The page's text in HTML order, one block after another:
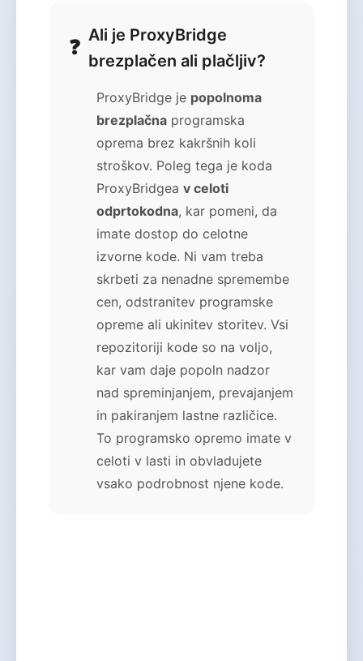
Ali je ProxyBridge
brezplačen ali plačljiv?
ProxyBridge je popolnoma
brezplačna programska
oprema brez kakršnih koli
stroškov. Poleg tega je koda
ProxyBridgea v celoti
odprtokodna, kar pomeni, da
imate dostop do celotne
izvorne kode. Ni vam treba
skrbeti za nenadne spremembe
cen, odstranitev programske
opreme ali ukinitev storitev. Vsi
repozitoriji kode so na voljo,
kar vam daje popoln nadzor
nad spreminjanjem, prevajanjem
in pakiranjem lastne različice.
To programsko opremo imate v
celoti v lasti in obvladujete
vsako podrobnost njene kode.